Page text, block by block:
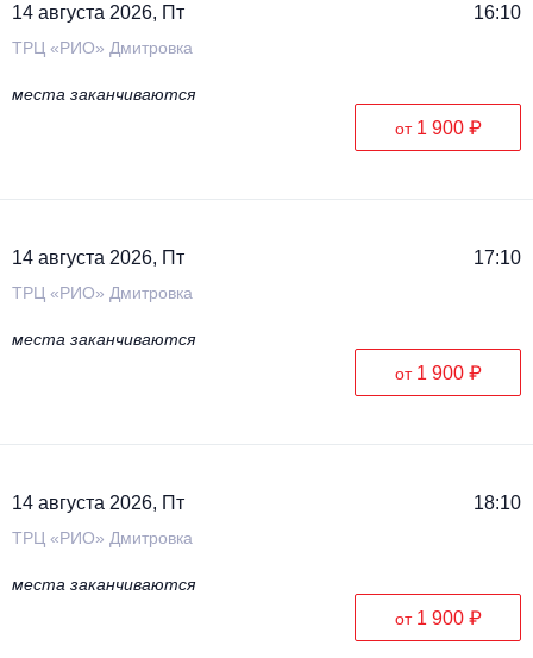
14 августа 2026, Пт 16:10
ТРЦ «РИО» Дмитровка
места заканчиваются
от 1 900 ₽
14 августа 2026, Пт 17:10
ТРЦ «РИО» Дмитровка
места заканчиваются
от 1 900 ₽
14 августа 2026, Пт 18:10
ТРЦ «РИО» Дмитровка
места заканчиваются
от 1 900 ₽